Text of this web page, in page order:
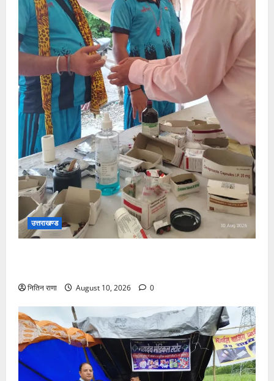
उत्तराखण्ड
नितिन राणा August 10, 2026 0